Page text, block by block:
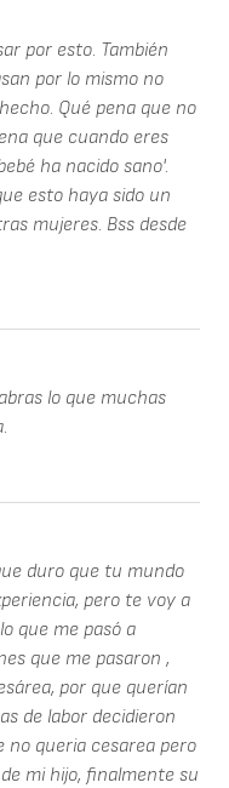
por esto. También
por lo mismo no
Qué pena que no
que cuando eres
ha nacido sano'.
esto haya sido un
mujeres. Bss desde
lo que muchas
duro que tu mundo
pero te voy a
que me pasó a
que me pasaron ,
por que querían
de labor decidieron
no queria cesarea pero
mi hijo, finalmente su